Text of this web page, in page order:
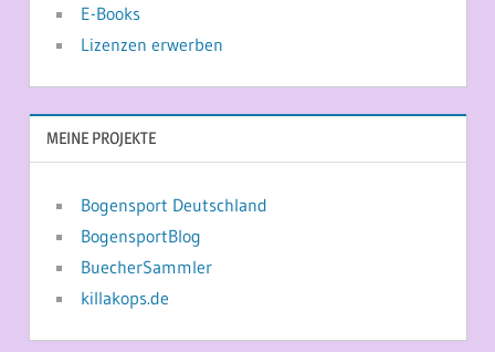
E-Books
Lizenzen erwerben
MEINE PROJEKTE
Bogensport Deutschland
BogensportBlog
BuecherSammler
killakops.de